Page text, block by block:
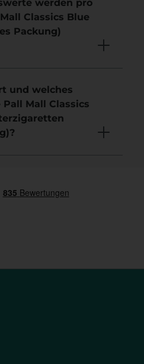
werden pro
Classics Blue
Packung)
und welches
Mall Classics